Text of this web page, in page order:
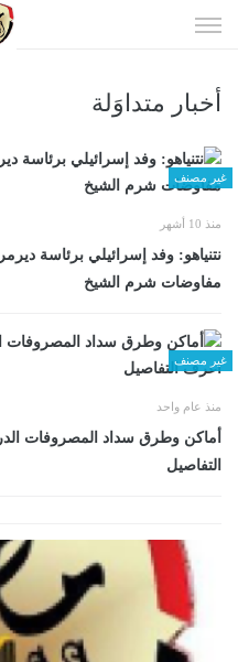
الى
أخبار متداوَلة
غير مصنف
منذ 10 أشهر
نتنياهو: وفد إسرائيلي برئاسة
مفاوضات شرم الشيخ
غير مصنف
منذ عام واحد
التفاصيل